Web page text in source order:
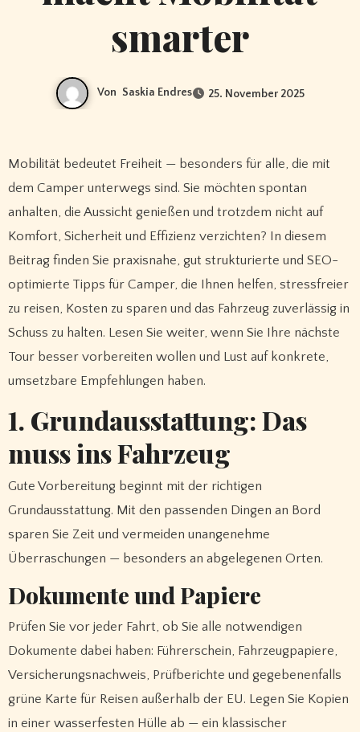
smarter
Von Saskia Endres 25. November 2025
Mobilität bedeutet Freiheit — besonders für alle, die mit
dem Camper unterwegs sind. Sie möchten spontan
anhalten, die Aussicht genießen und trotzdem nicht auf
Komfort, Sicherheit und Effizienz verzichten? In diesem
Beitrag finden Sie praxisnahe, gut strukturierte und SEO-
optimierte Tipps für Camper, die Ihnen helfen, stressfreier
zu reisen, Kosten zu sparen und das Fahrzeug zuverlässig in
Schuss zu halten. Lesen Sie weiter, wenn Sie Ihre nächste
Tour besser vorbereiten wollen und Lust auf konkrete,
umsetzbare Empfehlungen haben.
1. Grundausstattung: Das
muss ins Fahrzeug
Gute Vorbereitung beginnt mit der richtigen
Grundausstattung. Mit den passenden Dingen an Bord
sparen Sie Zeit und vermeiden unangenehme
Überraschungen — besonders an abgelegenen Orten.
Dokumente und Papiere
Prüfen Sie vor jeder Fahrt, ob Sie alle notwendigen
Dokumente dabei haben: Führerschein, Fahrzeugpapiere,
Versicherungsnachweis, Prüfberichte und gegebenenfalls
grüne Karte für Reisen außerhalb der EU. Legen Sie Kopien
in einer wasserfesten Hülle ab — ein klassischer